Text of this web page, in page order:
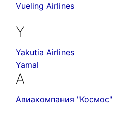
Vueling Airlines
Y
Yakutia Airlines
Yamal
А
Авиакомпания "Космос"